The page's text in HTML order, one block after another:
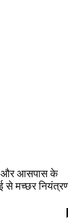
और आसपास के
से मच्छर